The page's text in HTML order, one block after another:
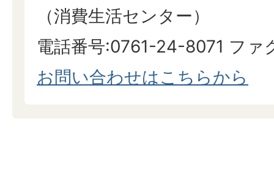
（消費生活センター）
電話番号:0761-24-8071 フ
お問い合わせはこちらから